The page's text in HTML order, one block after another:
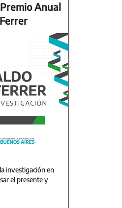
Anual
investigación en
el presente y